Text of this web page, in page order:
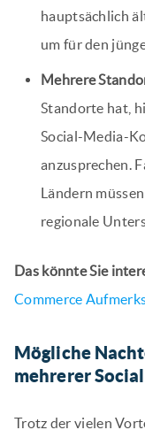
hauptsächlich
um für den
Mehrere
Standorte hat,
Social-Media-
anzusprechen.
Ländern
regionale
Das könnte Sie
Commerce
Mögliche
mehrerer
Trotz der vielen